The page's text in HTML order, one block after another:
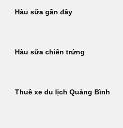
Hàu sữa gần đây
Hàu sữa chiên trứng
Thuê xe du lịch Quảng Bình